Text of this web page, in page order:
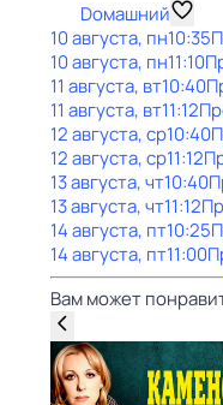
Dомашний
10 августа, пн10:35
10 августа, пн11:10
11 августа, вт10:40
11 августа, вт11:12
12 августа, ср10:40
12 августа, ср11:12
13 августа, чт10:40
13 августа, чт11:12
14 августа, пт10:25
14 августа, пт11:00
Вам может